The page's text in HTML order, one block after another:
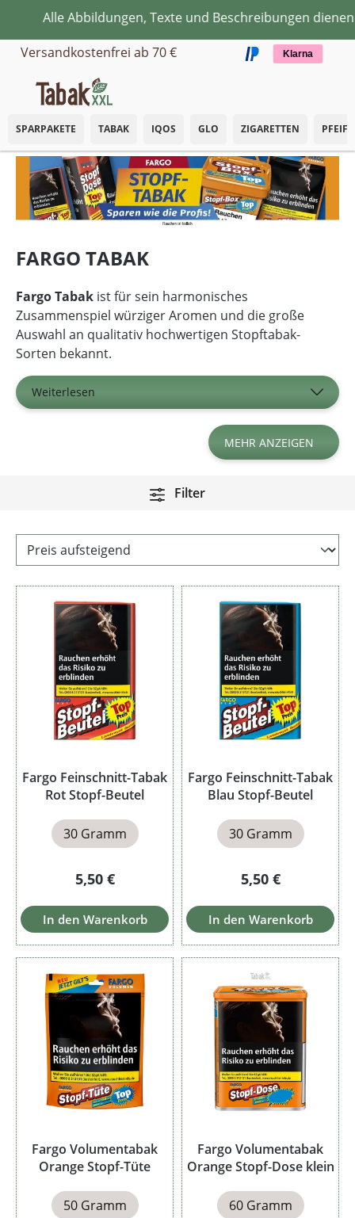
Zum Hauptinhalt springen
Abbildungen, Texte und Beschreibungen dienen
Versandkostenfrei ab 70 €
Klarna
SPARPAKETE TABAK IQOS GLO ZIGARETTEN
FARGO TABAK
Fargo Tabak ist für sein harmonisches
Zusammenspiel würziger Aromen und die große
Auswahl an qualitativ hochwertigen Stopftabak-
Sorten bekannt.
Weiterlesen
MEHR ANZEIGEN
Filter
Fargo Feinschnitt-Tabak
Rot Stopf-Beutel
30 Gramm
Regulärer Preis:
5,50 €
In den Warenkorb
Fargo Feinschnitt-Tabak
Blau Stopf-Beutel
30 Gramm
Regulärer Preis:
5,50 €
In den Warenkorb
Fargo Volumentabak
Orange Stopf-Tüte
50 Gramm
Fargo Volumentabak
Orange Stopf-Dose klein
60 Gramm